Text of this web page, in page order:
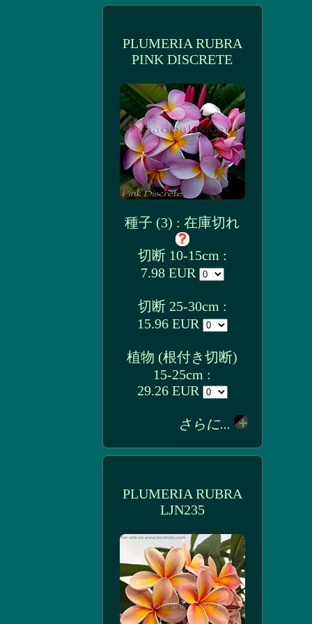
PLUMERIA RUBRA
PINK DISCRETE
種子 (3) : 在庫切れ
切断 10-15cm :
7.98 EUR
切断 25-30cm :
15.96 EUR
植物 (根付き切断)
15-25cm :
29.26 EUR
さらに...
PLUMERIA RUBRA
LJN235